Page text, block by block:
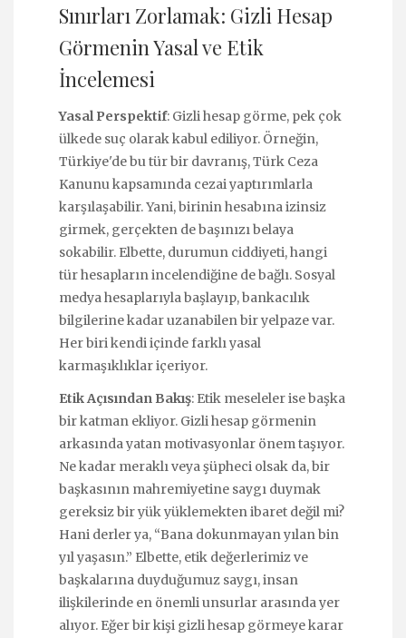
Sınırları Zorlamak: Gizli Hesap
Görmenin Yasal ve Etik
İncelemesi
Yasal Perspektif: Gizli hesap görme, pek çok
ülkede suç olarak kabul ediliyor. Örneğin,
Türkiye'de bu tür bir davranış, Türk Ceza
Kanunu kapsamında cezai yaptırımlarla
karşılaşabilir. Yani, birinin hesabına izinsiz
girmek, gerçekten de başınızı belaya
sokabilir. Elbette, durumun ciddiyeti, hangi
tür hesapların incelendiğine de bağlı. Sosyal
medya hesaplarıyla başlayıp, bankacılık
bilgilerine kadar uzanabilen bir yelpaze var.
Her biri kendi içinde farklı yasal
karmaşıklıklar içeriyor.
Etik Açısından Bakış: Etik meseleler ise başka
bir katman ekliyor. Gizli hesap görmenin
arkasında yatan motivasyonlar önem taşıyor.
Ne kadar meraklı veya şüpheci olsak da, bir
başkasının mahremiyetine saygı duymak
gereksiz bir yük yüklemekten ibaret değil mi?
Hani derler ya, “Bana dokunmayan yılan bin
yıl yaşasın.” Elbette, etik değerlerimiz ve
başkalarına duyduğumuz saygı, insan
ilişkilerinde en önemli unsurlar arasında yer
alıyor. Eğer bir kişi gizli hesap görmeye karar